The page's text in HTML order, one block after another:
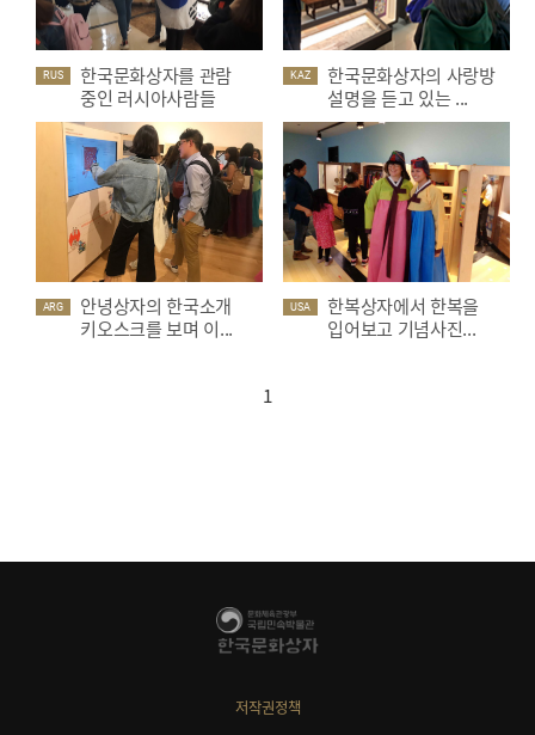
RUS
한국문화상자를 관람
중인 러시아사람들
KAZ
한국문화상자의 사랑방
설명을 듣고 있는 ...
ARG
안녕상자의 한국소개
키오스크를 보며 이...
USA
한복상자에서 한복을
입어보고 기념사진...
1
저작권정책